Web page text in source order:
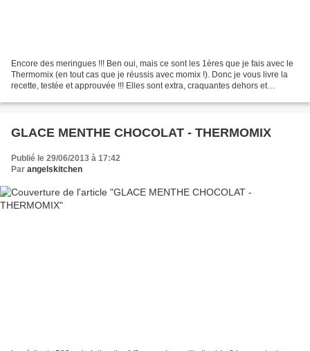
Encore des meringues !!! Ben oui, mais ce sont les 1ères que je fais avec le
Thermomix (en tout cas que je réussis avec momix !). Donc je vous livre la
recette, testée et approuvée !!! Elles sont extra, craquantes dehors et
GLACE MENTHE CHOCOLAT - THERMOMIX
Publié le 29/06/2013 à 17:42
Par angelskitchen